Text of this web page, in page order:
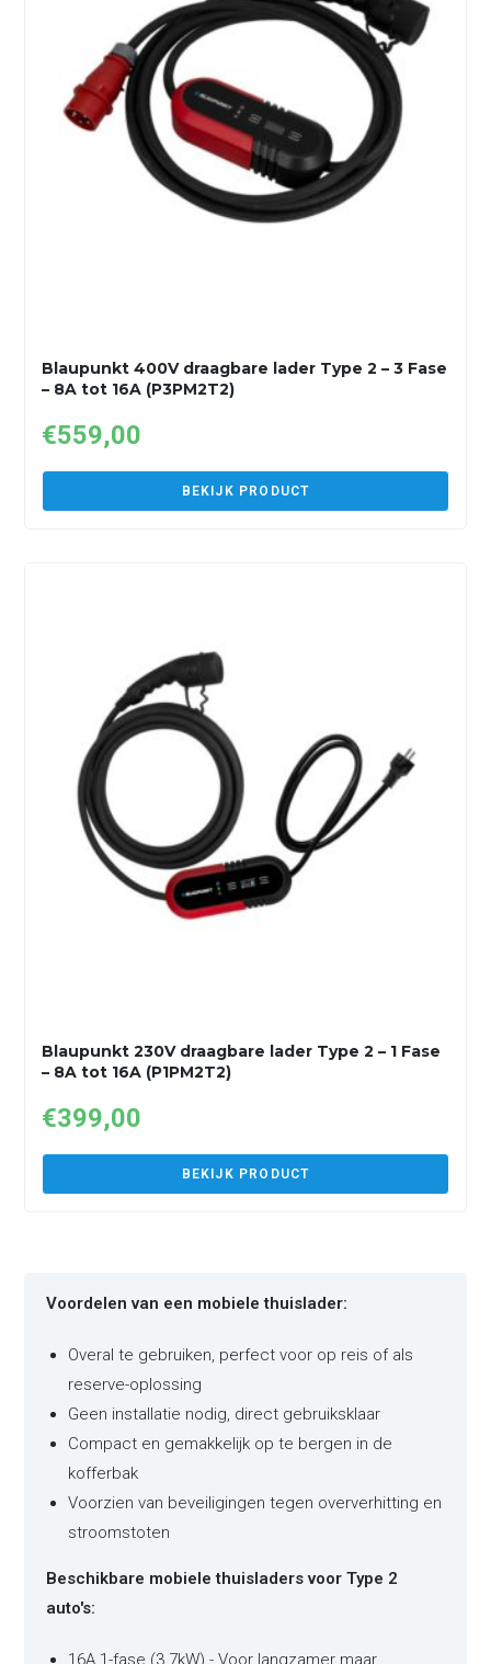
Blaupunkt 400V draagbare lader Type 2 – 3 Fase
– 8A tot 16A (P3PM2T2)
€559,00
BEKIJK PRODUCT
Blaupunkt 230V draagbare lader Type 2 – 1 Fase
– 8A tot 16A (P1PM2T2)
€399,00
BEKIJK PRODUCT
Voordelen van een mobiele thuislader:
Overal te gebruiken, perfect voor op reis of als
reserve-oplossing
Geen installatie nodig, direct gebruiksklaar
Compact en gemakkelijk op te bergen in de
kofferbak
Voorzien van beveiligingen tegen oververhitting en
stroomstoten
Beschikbare mobiele thuisladers voor Type 2
auto's:
16A 1-fase (3.7kW) - Voor langzamer maar